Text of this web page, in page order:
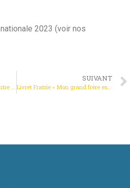
2023 (voir nos
SUIVANT
Livret Fratrie « Mon grand frère est en prison »